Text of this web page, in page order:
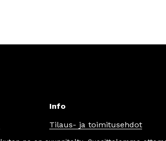
Info
Tilaus- ja toimitusehdot